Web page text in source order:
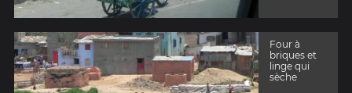
Four à
briques et
linge qui
sèche